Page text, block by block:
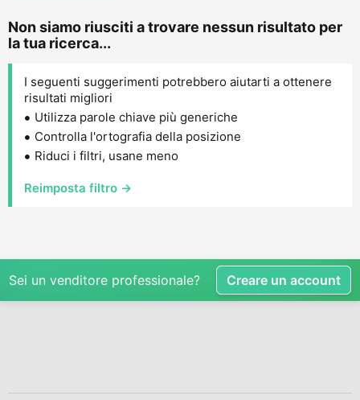
Non siamo riusciti a trovare nessun risultato per
la tua ricerca...
I seguenti suggerimenti potrebbero aiutarti a ottenere
risultati migliori
Utilizza parole chiave più generiche
Controlla l'ortografia della posizione
Riduci i filtri, usane meno
Reimposta filtro →
Sei un venditore professionale? Creare un account